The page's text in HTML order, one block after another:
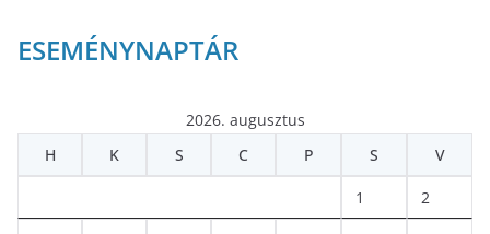
ESEMÉNYNAPTÁR
2026. augusztus
H
K S C P S V
1 2